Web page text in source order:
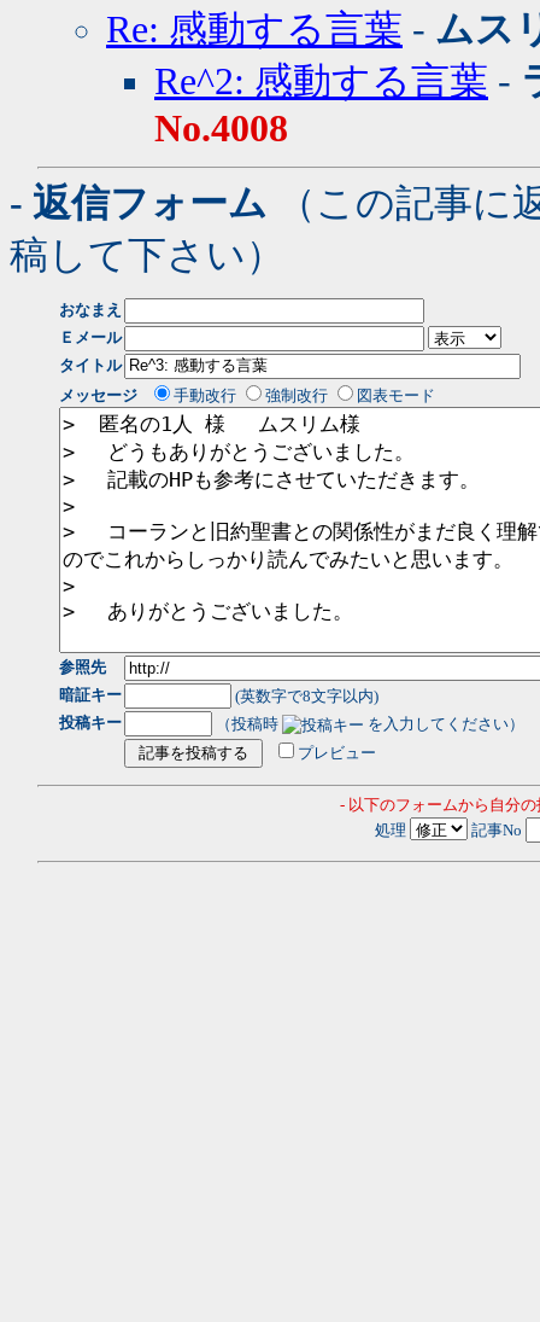
Re: 感動する言葉 - ムス
Re^2: 感動する言葉 -
No.4008
- 返信フォーム （この記事に
稿して下さい）
おなまえ
Ｅメール
タイトル
メッセージ
手動改行 強制改行 図表モード
参照先
暗証キー
(英数字で8文字以内)
投稿キー
（投稿時
を入力してください）
プレビュー
- 以下のフォームから自分
処理
記事No